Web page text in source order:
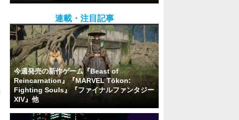
連載・注目記事
今週発売の新作ゲーム『Beast of
Reincarnation』『MARVEL Tōkon:
Fighting Souls』『ファイナルファンタジー
XIV』他